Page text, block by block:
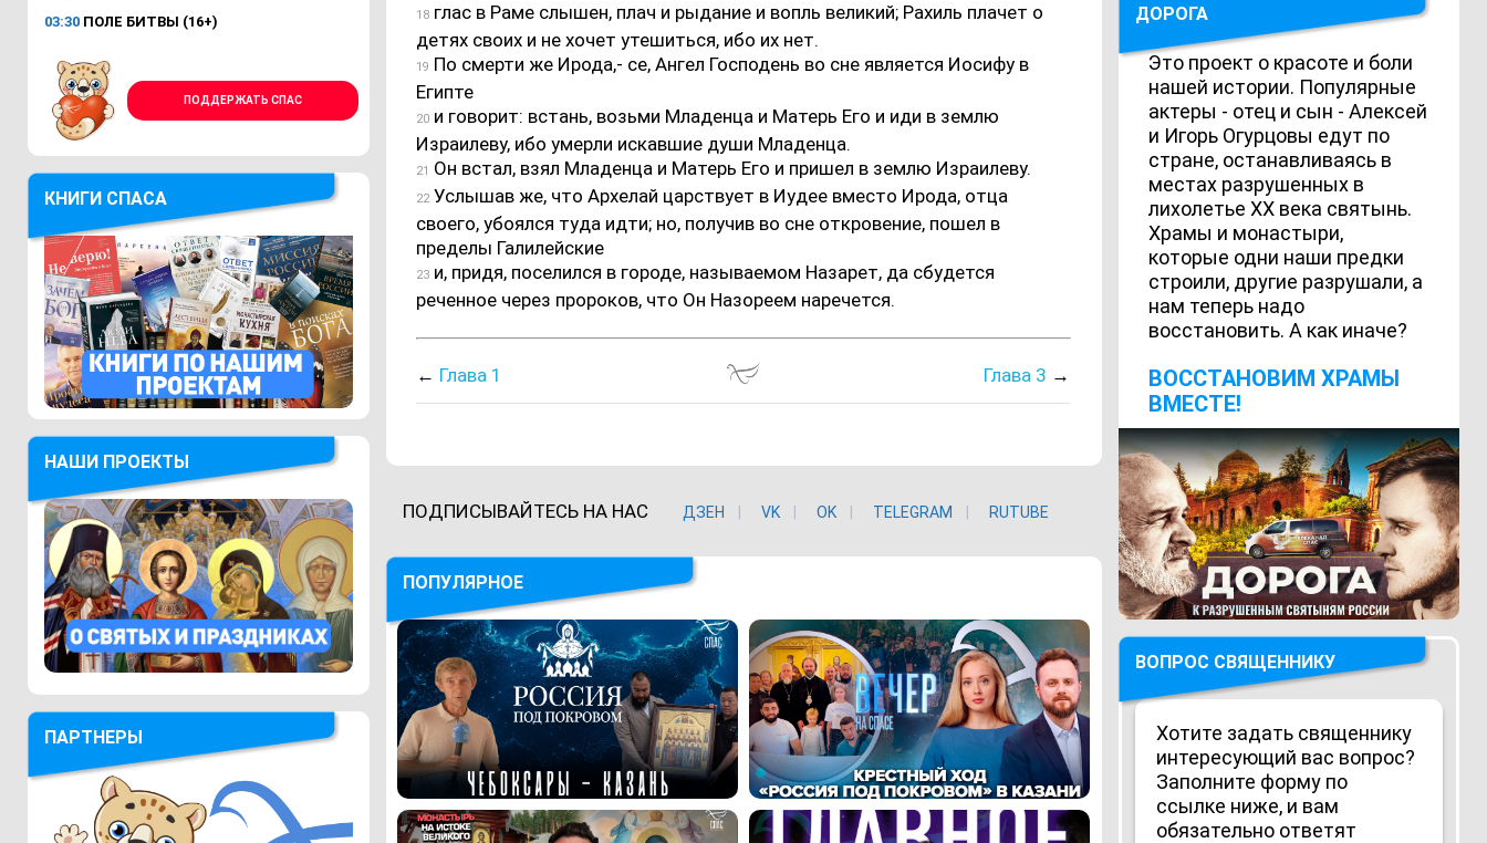
03:30 ПОЛЕ БИТВЫ (16+)
ПОДДЕРЖАТЬ СПАС
КНИГИ СПАСА
НАШИ ПРОЕКТЫ
ПАРТНЕРЫ
18 глас в Раме слышен, плач и рыдание и вопль великий; Рахиль плачет о
детях своих и не хочет утешиться, ибо их нет.
19 По смерти же Ирода,- се, Ангел Господень во сне является Иосифу в
Египте
20 и говорит: встань, возьми Младенца и Матерь Его и иди в землю
Израилеву, ибо умерли искавшие души Младенца.
21 Он встал, взял Младенца и Матерь Его и пришел в землю Израилеву.
22Услышав же, что Архелай царствует в Иудее вместо Ирода, отца
своего, убоялся туда идти; но, получив во сне откровение, пошел в
пределы Галилейские
23 и, придя, поселился в городе, называемом Назарет, да сбудется
реченное через пророков, что Он Назореем наречется.
← Глава 1 Глава 3 →
ПОДПИСЫВАЙТЕСЬ НА НАС ДЗЕН VK ОK TELEGRAM RUTUBE
ПОПУЛЯРНОЕ
ДОРОГА
Это проект о красоте и боли
нашей истории. Популярные
актеры - отец и сын - Алексей
и Игорь Огурцовы едут по
стране, останавливаясь в
местах разрушенных в
лихолетье ХХ века святынь.
Храмы и монастыри,
которые одни наши предки
строили, другие разрушали, а
нам теперь надо
восстановить. А как иначе?
ВОCСТАНОВИМ ХРАМЫ
ВМЕСТЕ!
ВОПРОС СВЯЩЕННИКУ
Хотите задать священнику
интересующий вас вопрос?
Заполните форму по
ссылке ниже, и вам
обязательно ответят